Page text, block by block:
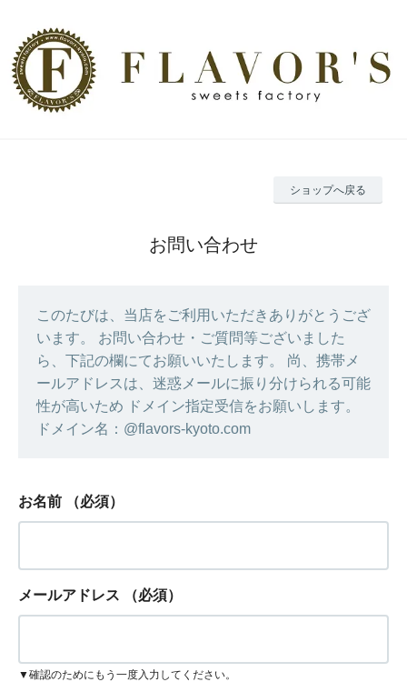
ショップへ戻る
お問い合わせ
このたびは、当店をご利用いただきありがとうござ
います。 お問い合わせ・ご質問等ございました
ら、下記の欄にてお願いいたします。 尚、携帯メ
ールアドレスは、迷惑メールに振り分けられる可能
性が高いため ドメイン指定受信をお願いします。
ドメイン名：@flavors-kyoto.com
お名前 （必須）
メールアドレス （必須）
▼確認のためにもう一度入力してください。